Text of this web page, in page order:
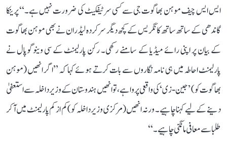
ایس ایس چیف موہن بھاگوت جی سے کسی سرٹیفکیٹ کی ضرورت نہیں ہے۔‘‘ پرینکا
گاندھی کے ساتھ ساتھ کانگریس کے کچھ دیگر سرکردہ لیڈران نے بھی موہن بھاگوت
کے بیان پر اپنی رائے میڈیا کے سامنے رکھی۔ رکن پارلیمنٹ کے سی وینوگوپال نے
پارلیمنٹ احاطہ میں ہی نامہ نگاروں سے بات کرتے ہوئے کہا کہ ’’اگر انھیں (موہن
بھاگوت کو) ’جین-زی‘ کی واقعی پروا ہے، تو انھیں ہندوستان کے وزیر داخلہ سےا ستعفیٰ
دینے کے لیے کہنا چاہیے۔ ورنہ انھیں (مرکزی وزیر داخلہ کو) کم از کم پارلیمنٹ میں آ کر
طلبا سے معافی مانگنی چاہیے۔‘‘